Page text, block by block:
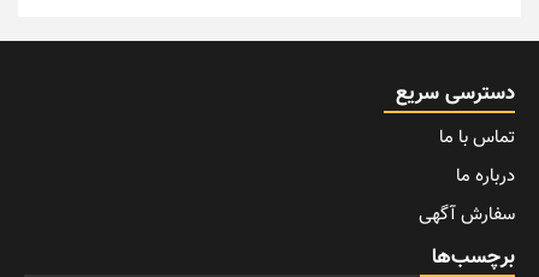
دسترسی سریع
تماس با ما
درباره ما
سفارش آگهی
برچسب‌ها